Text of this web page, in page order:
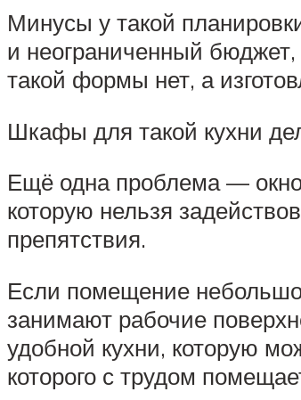
Минусы у такой
и неограниченный бюджет,
такой формы нет, а
Шкафы для такой кухни
Ещё одна проблема —
которую нельзя
препятствия.
Если помещение
занимают рабочие
удобной кухни, которую
которого с трудом